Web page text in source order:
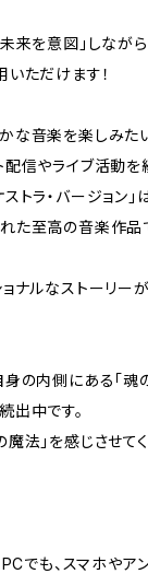
未来を意図」しなが
ただけます！
な音楽を楽しみた
配信やライブ活動
トラ・バージョン」
た至高の音楽作品
ナルなストーリー
の内側にある「魂
出中です。
法」を感じさせて
でも、スマホやア